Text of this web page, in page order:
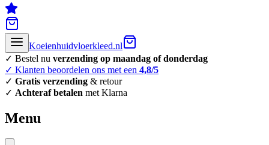
Koeienhuidvloerkleed.nl
✓ Bestel nu verzending op maandag of donderdag
✓ Klanten beoordelen ons met een 4,8/5
✓ Gratis verzending & retour
✓ Achteraf betalen met Klarna
Menu